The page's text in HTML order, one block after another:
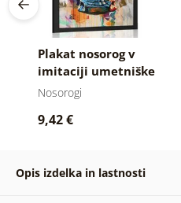
Plakat nosorog v
imitaciji umetniške
slike
Nosorogi
9,42 €
Opis izdelka in lastnosti